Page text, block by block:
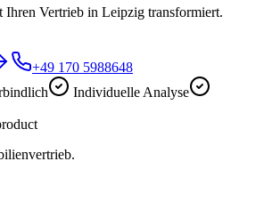
Ihren Vertrieb in Leipzig transformiert.
+49 170 5988648
Individuelle Analyse